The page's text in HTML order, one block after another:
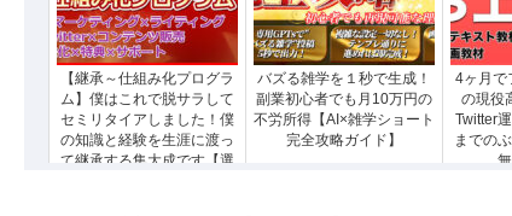
【継承～仕組み化プログラ
ム】僕はこれで脱サラして
セミリタイアしました！僕
の知識と経験を生涯に渡っ
て継承する集大成です【選
バズる雑学を１秒で生成！
副業初心者でも月10万円の
不労所得【AI×雑学ショート
完全攻略ガイド】
4ヶ月で
の現役
Twitter
までの